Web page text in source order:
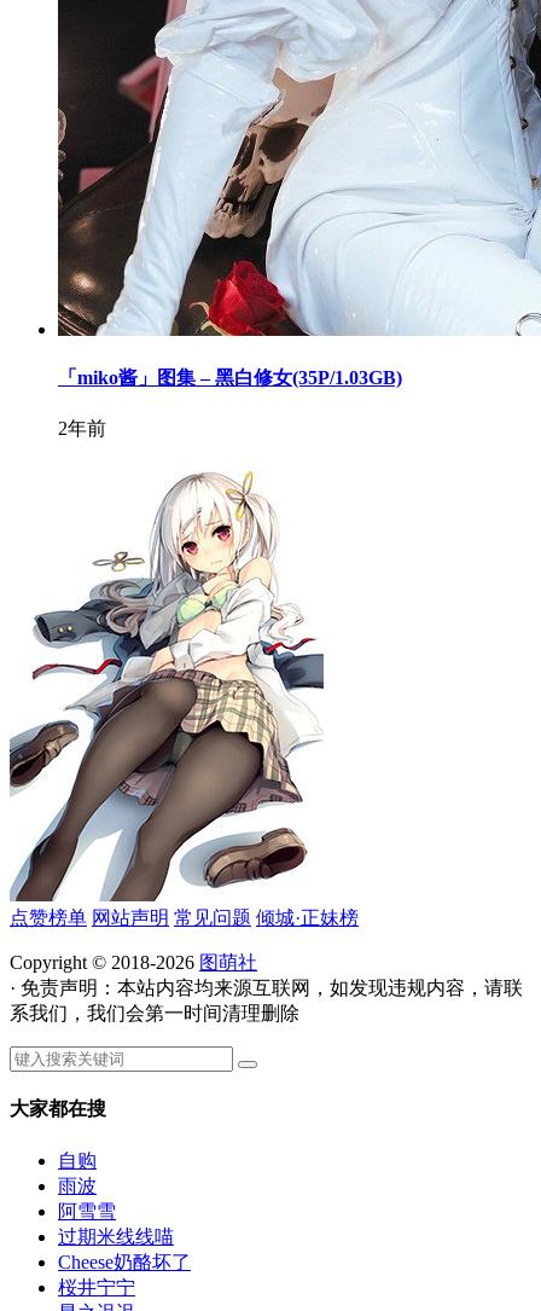
「miko酱」图集 – 黑白修女(35P/1.03GB)
2年前
点赞榜单 网站声明 常见问题 倾城·正妹榜
Copyright © 2018-2026 图萌社
· 免责声明：本站内容均来源互联网，如发现违规内容，请联
系我们，我们会第一时间清理删除
大家都在搜
自购
雨波
阿雪雪
过期米线线喵
Cheese奶酪坏了
桜井宁宁